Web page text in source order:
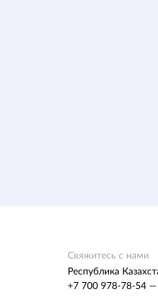
Свяжитесь с нами
Республика
+7 700 978-78-54 —